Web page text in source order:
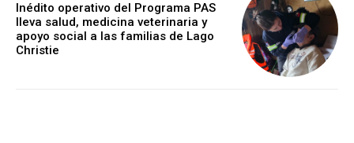
Inédito operativo del Programa PAS
lleva salud, medicina veterinaria y
apoyo social a las familias de Lago
Christie